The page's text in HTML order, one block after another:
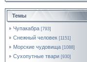
Темы
Чупакабра [793]
Снежный человек [1151]
Морские чудовища [1088]
Сухопутные твари [930]